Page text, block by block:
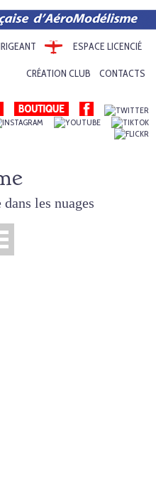
ESPACE LICENCIÉ
CRÉATION CLUB CONTACTS
les nuages